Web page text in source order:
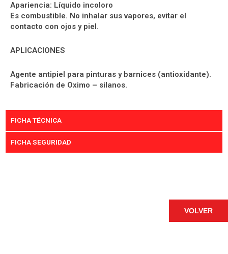
Apariencia: Líquido incoloro
Es combustible. No inhalar sus vapores, evitar el
contacto con ojos y piel.
APLICACIONES
Agente antipiel para pinturas y barnices (antioxidante).
Fabricación de Oximo – silanos.
FICHA TÉCNICA
FICHA SEGURIDAD
VOLVER